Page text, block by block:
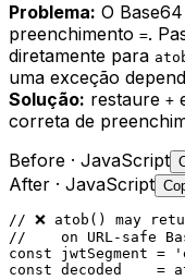
Problema: O
preenchimento =.
diretamente para
uma exceção
Solução: restaure +
correta de
Before · JavaScript
After · JavaScript
// ❌ atob() may
//    on URL-safe
const jwtSegment =
const decoded    =